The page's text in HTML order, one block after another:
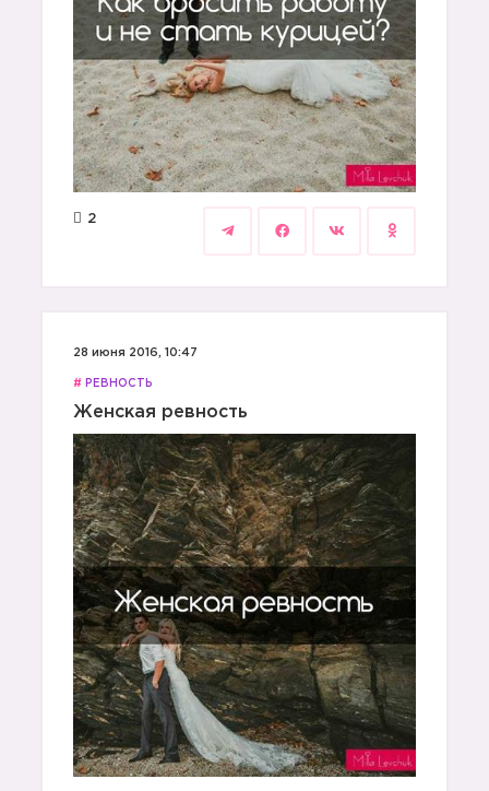
2
28 июня 2016, 10:47
# РЕВНОСТЬ
Женская ревность